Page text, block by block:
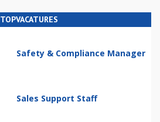
TOPVACATURES
Safety & Compliance Manager
Sales Support Staff